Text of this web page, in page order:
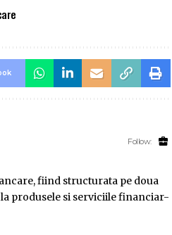
Follow:
fiind structurata pe doua
produsele si serviciile financiar-